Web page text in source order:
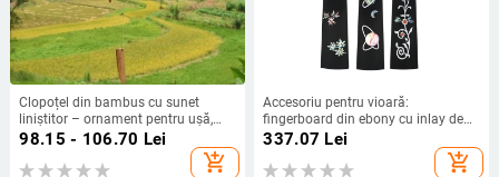
Clopoțel din bambus cu sunet
liniștitor – ornament pentru ușă,
ceainărie și decor de casă
98.15 - 106.70 Lei
add_shopping_cart
Accesoriu pentru vioară:
fingerboard din ebony cu inlay de
perlă, gât sculptat, LN231,
337.07 Lei
add_shopping_cart